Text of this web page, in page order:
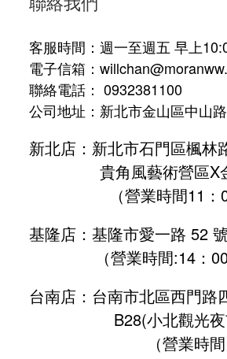
客服時間：週一至週五 早上
電子信箱：
聯絡電話： 0932381100
公司地址：新北市金山區中山
新北店：新北市石門區楓林
貴角風藝術營區X金
（營業時間11：00-
基隆店：基隆市愛一路 52 號
（營業時間:14：
台南店：台南市北區西門
B28(小北
（營業時